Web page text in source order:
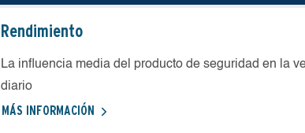
Rendimiento
La influencia media del producto de seguridad en la
diario
MÁS INFORMACIÓN